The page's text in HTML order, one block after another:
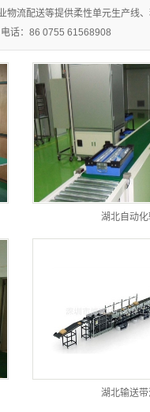
流配送等提供柔性单元生产线
话：86 0755 61568908
湖北自动
湖北输送